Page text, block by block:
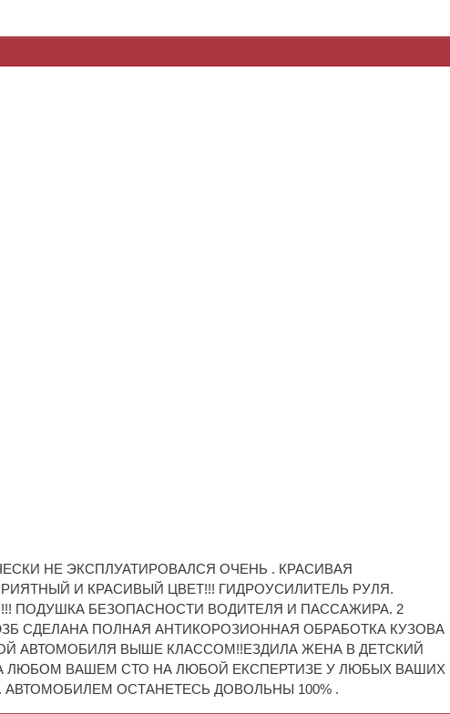
НЕ ЭКСПЛУАТИРОВАЛСЯ ОЧЕНЬ . КРАСИВАЯ
И КРАСИВЫЙ ЦВЕТ!!! ГИДРОУСИЛИТЕЛЬ РУЛЯ.
ПОДУШКА БЕЗОПАСНОСТИ ВОДИТЕЛЯ И ПАССАЖИРА. 2
СДЕЛАНА ПОЛНАЯ АНТИКОРОЗИОННАЯ ОБРАБОТКА КУЗОВА
АВТОМОБИЛЯ ВЫШЕ КЛАССОМ!!ЕЗДИЛА ЖЕНА В ДЕТСКИЙ
ЛЮБОМ ВАШЕМ СТО НА ЛЮБОЙ ЕКСПЕРТИЗЕ У ЛЮБЫХ ВАШИХ
ОСТАНЕТЕСЬ ДОВОЛЬНЫ 100% .